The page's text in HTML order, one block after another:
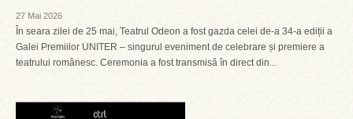
27 Mai 2026
În seara zilei de 25 mai, Teatrul Odeon a fost gazda celei de-a 34-a ediții a
Galei Premiilor UNITER – singurul eveniment de celebrare și premiere a
teatrului românesc. Ceremonia a fost transmisă în direct din...